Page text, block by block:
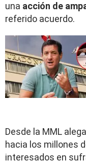
una acción de
referido acuerdo.
Desde la MML
hacia los millones
interesados en